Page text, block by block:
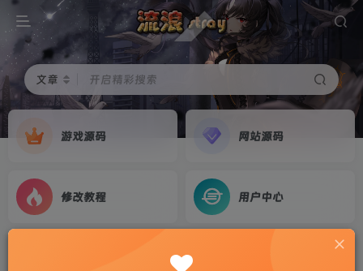
文章 开启精彩搜索
游戏源码 网站源码
修改教程 用户中心